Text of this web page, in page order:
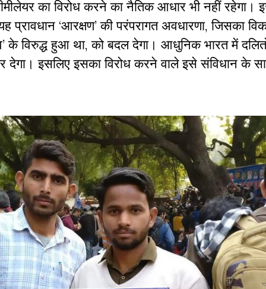
का विरोध करने का नैतिक आधार भी नहीं रहेगा।
प्रावधान ‘आरक्षण’की परंपरागत अवधारणा,जिसका
’के विरुद्ध हुआ था,को बदल देगा। आधुनिक भारत में
देगा। इसलिए इसका विरोध करने वाले इसे संविधान के